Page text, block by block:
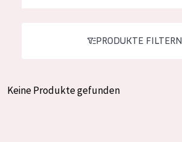
PRODUKTE FILTERN
Keine Produkte gefunden